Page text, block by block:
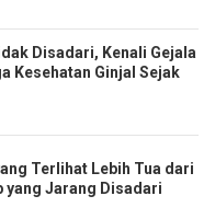
Disadari, Kenali Gejala
Kesehatan Ginjal Sejak
Terlihat Lebih Tua dari
yang Jarang Disadari